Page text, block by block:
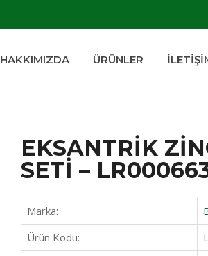
HAKKIMIZDA ÜRÜNLER
EKSANTRİK
SETİ –
Marka:
Ürün Kodu: